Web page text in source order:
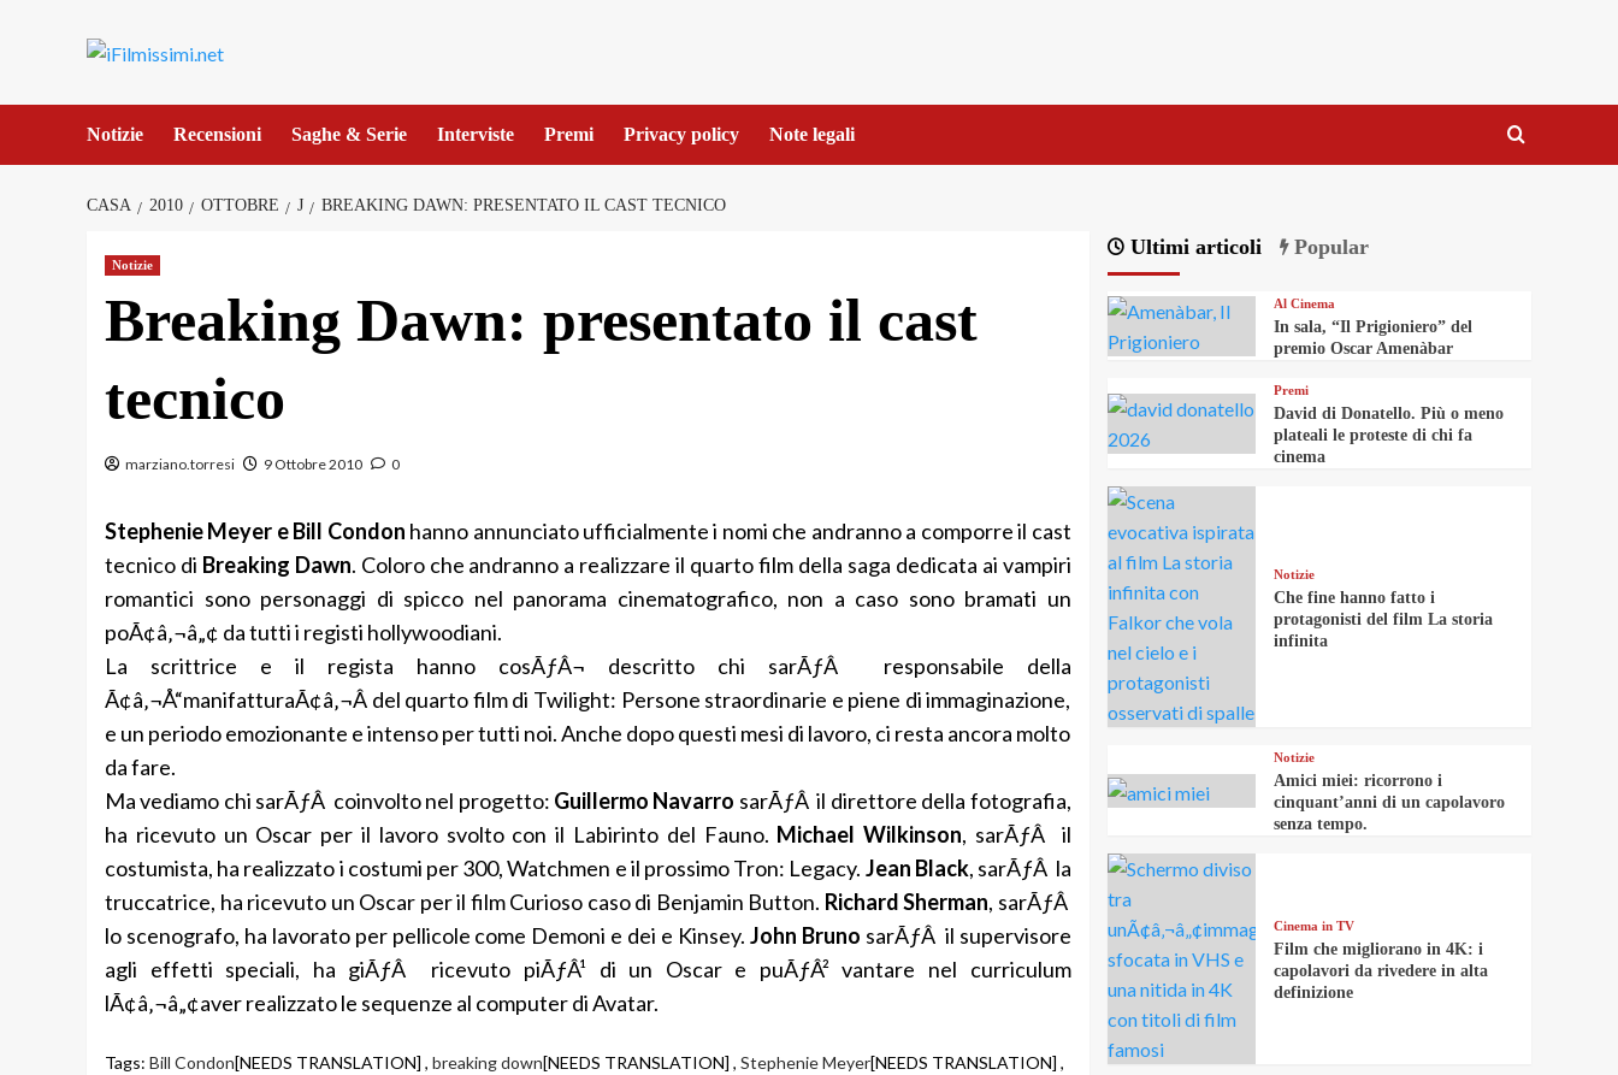
Notizie Recensioni Saghe & Serie Interviste Premi Privacy policy Note legali
CASA 2010 OTTOBRE J BREAKING DAWN: PRESENTATO IL CAST TECNICO
Notizie
Breaking Dawn: presentato il cast
tecnico
marziano.torresi 9 Ottobre 2010 0
Stephenie Meyer e Bill Condon hanno annunciato ufficialmente i nomi che andranno a comporre il cast
tecnico di Breaking Dawn. Coloro che andranno a realizzare il quarto film della saga dedicata ai vampiri
romantici sono personaggi di spicco nel panorama cinematografico, non a caso sono bramati un
poÃ¢â‚¬â„¢ da tutti i registi hollywoodiani.
La scrittrice e il regista hanno cosÃƒÂ¬ descritto chi sarÃƒÂ responsabile della
Ã¢â‚¬Å“manifatturaÃ¢â‚¬Â del quarto film di Twilight: Persone straordinarie e piene di immaginazione,
e un periodo emozionante e intenso per tutti noi. Anche dopo questi mesi di lavoro, ci resta ancora molto
da fare.
Ma vediamo chi sarÃƒÂ coinvolto nel progetto: Guillermo Navarro sarÃƒÂ il direttore della fotografia,
ha ricevuto un Oscar per il lavoro svolto con il Labirinto del Fauno. Michael Wilkinson, sarÃƒÂ il
costumista, ha realizzato i costumi per 300, Watchmen e il prossimo Tron: Legacy. Jean Black, sarÃƒÂ la
truccatrice, ha ricevuto un Oscar per il film Curioso caso di Benjamin Button. Richard Sherman, sarÃƒÂ
lo scenografo, ha lavorato per pellicole come Demoni e dei e Kinsey. John Bruno sarÃƒÂ il supervisore
agli effetti speciali, ha giÃƒÂ ricevuto piÃƒÂ¹ di un Oscar e puÃƒÂ² vantare nel curriculum
lÃ¢â‚¬â„¢aver realizzato le sequenze al computer di Avatar.
Tags: Bill Condon[NEEDS TRANSLATION] , breaking down[NEEDS TRANSLATION] , Stephenie Meyer[NEEDS TRANSLATION] ,
Ultimi articoli Popular
Al Cinema
In sala, “Il Prigioniero” del
premio Oscar Amenàbar
Premi
David di Donatello. Più o meno
plateali le proteste di chi fa
cinema
Notizie
Che fine hanno fatto i
protagonisti del film La storia
infinita
Notizie
Amici miei: ricorrono i
cinquant’anni di un capolavoro
senza tempo.
Cinema in TV
Film che migliorano in 4K: i
capolavori da rivedere in alta
definizione